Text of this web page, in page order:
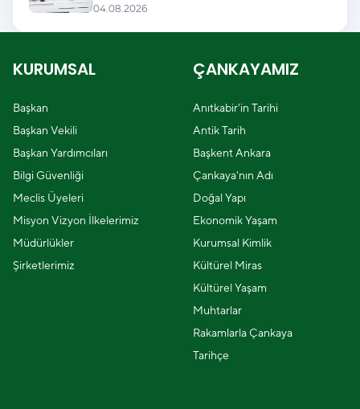
04.08.2026
KURUMSAL
Başkan
Başkan Vekili
Başkan Yardımcıları
Bilgi Güvenliği
Meclis Üyeleri
Misyon Vizyon İlkelerimiz
Müdürlükler
Şirketlerimiz
ÇANKAYAMIZ
Anıtkabir'in Tarihi
Antik Tarih
Başkent Ankara
Çankaya'nın Adı
Doğal Yapı
Ekonomik Yaşam
Kurumsal Kimlik
Kültürel Miras
Kültürel Yaşam
Muhtarlar
Rakamlarla Çankaya
Tarihçe